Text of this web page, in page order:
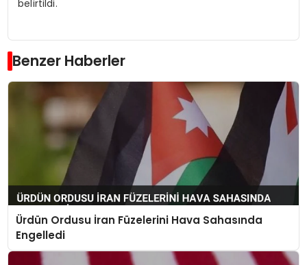
belirtildi.
Benzer Haberler
Ürdün Ordusu İran Füzelerini Hava Sahasında
Engelledi